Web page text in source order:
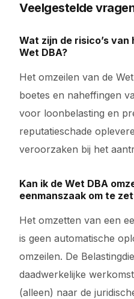
Veelgestelde
Wat zijn de risico’s
Wet DBA?
Het omzeilen van de
boetes en naheffingen
voor loonbelasting en
reputatieschade
veroorzaken bij het
Kan ik de Wet DBA
eenmanszaak om te
Het omzetten van een
is geen automatische
omzeilen. De
daadwerkelijke
(alleen) naar de